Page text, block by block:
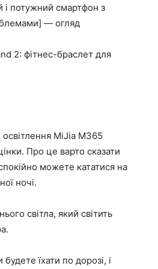
і потужний смартфон з
— огляд
2: фітнес-браслет для
освітлення MiJia M365
Про це варто сказати
можете кататися на
ночі.
світла, який світить
їхати по дорозі, і